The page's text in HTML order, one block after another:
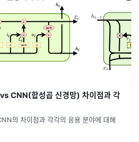
CNN(합성곱 신경망) 차이점과 각
의 차이점과 각각의 응용 분야에 대해